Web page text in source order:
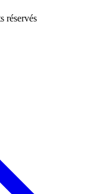
réservés